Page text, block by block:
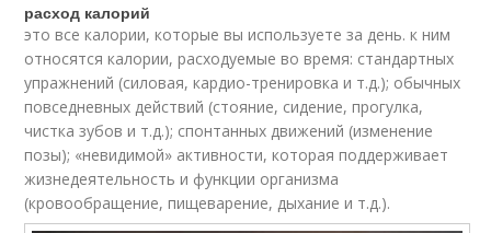
расход калорий
это все калории, которые вы используете за день. к ним
относятся калории, расходуемые во время: стандартных
упражнений (силовая, кардио-тренировка и т.д.); обычных
повседневных действий (стояние, сидение, прогулка,
чистка зубов и т.д.); спонтанных движений (изменение
позы); «невидимой» активности, которая поддерживает
жизнедеятельность и функции организма
(кровообращение, пищеварение, дыхание и т.д.).